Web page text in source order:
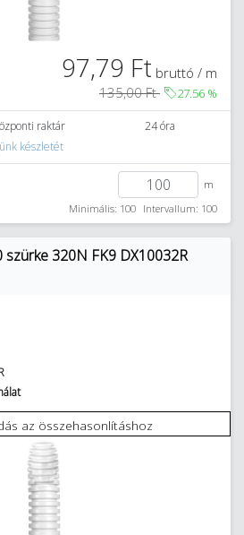
97,79 Ft bruttó / m
135,00 Ft
27.56 %
raktár
24 óra
készletét
m
Minimális: 100 Intervallum: 100
szürke 320N FK9 DX10032R
az összehasonlításhoz